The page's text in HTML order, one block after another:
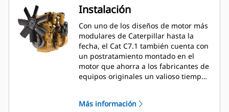
Instalación
Con uno de los diseños de motor más
modulares de Caterpillar hasta la
fecha, el Cat C7.1 también cuenta con
un postratamiento montado en el
motor que ahorra a los fabricantes de
equipos originales un valioso tiempo y
en aplicaciones industriales y de
Más información